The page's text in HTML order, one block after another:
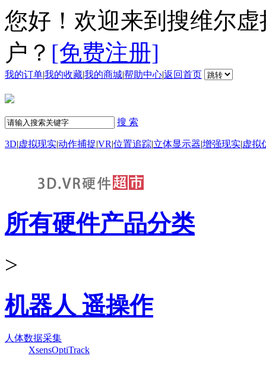
您好！欢迎来到搜维尔
户？ [免费注册]
我的订单|我的收藏|我的商城|帮助中心|返回首页
搜 索
3D|虚拟现实|动作捕捉|VR|位置追踪|立体显示器|增强现实|虚拟
所有硬件产品分类
>
机器人 遥操作
人体数据采集
XsensOptiTrack